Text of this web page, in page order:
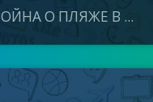
О ПЛЯЖЕ В ...